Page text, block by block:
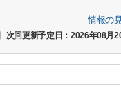
情報の
次回更新予定日：2026年08月